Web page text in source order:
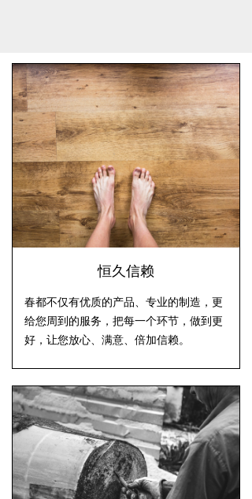
恒久信赖
春都不仅有优质的产品、专业的制造，更
给您周到的服务，把每一个环节，做到更
好，让您放心、满意、倍加信赖。